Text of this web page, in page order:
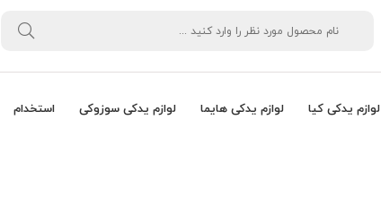
لوازم یدکی کیا لوازم یدکی هایما لوازم یدکی سوزوکی استخدام